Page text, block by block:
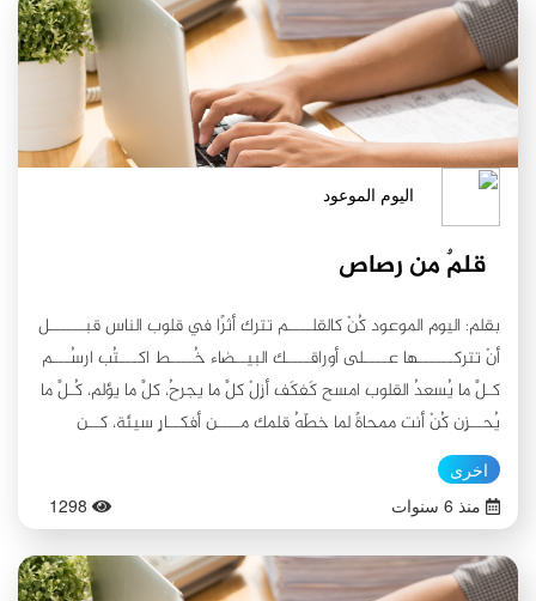
الیوم الموعود
قلمٌ من رصاص
بقلم: اليوم الموعود كُنْ كالقلــــم تترك أثرًا في قلوب الناس قبــــــل
أنْ تتركــــــها عــــلى أوراقــــك البيــضاء خُــــط اكـــتُب ارسُـــم
كـلَّ ما يُسعدُ القلوب امسح كَفكَف أزِلْ كلَّ ما يجرحُ، كلَّ ما يؤلم، كُـلَّ ما
يُحــزِن كُنْ أنت ممحاةً لما خطّهُ قلمك مــــن أفكــارٍ سيئة، كــن
ربيـــــعاً يزهــــرُ ويثمـــرُ، اكـتبْ ضدَ كـلِّ تلك القناعات السلبيـة
التي كتبتها سابقاً في ورقــــةٍ سابقة! وكُن واثقاً أنَّ خريفَ الحزن قد
رحل قلمي... كُن لي قلمًا ليس كباقي الأقلام بلا شرط ، بلا قيود كُن
قلمًا حرًا في جميع الأوقات، في وحشة الظلام، وفي الردِّ عن كلِّ سؤال،
واعلم أنَّ الأمــور ستكون عــلى خير مـا يرام
اخرى
منذ 6 سنوات
1298